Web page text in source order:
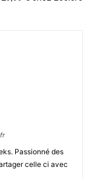
Passionné des
celle ci avec